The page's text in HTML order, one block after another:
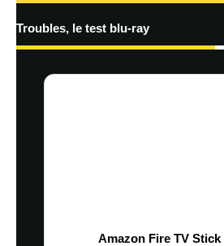
Troubles, le test blu-ray
Amazon Fire TV Stick